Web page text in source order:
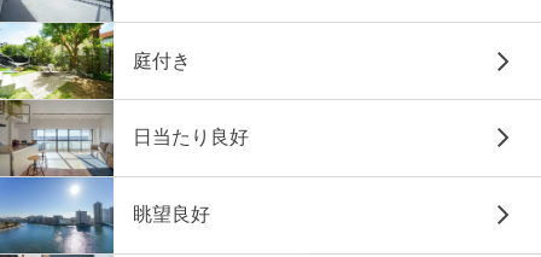
庭付き
日当たり良好
眺望良好